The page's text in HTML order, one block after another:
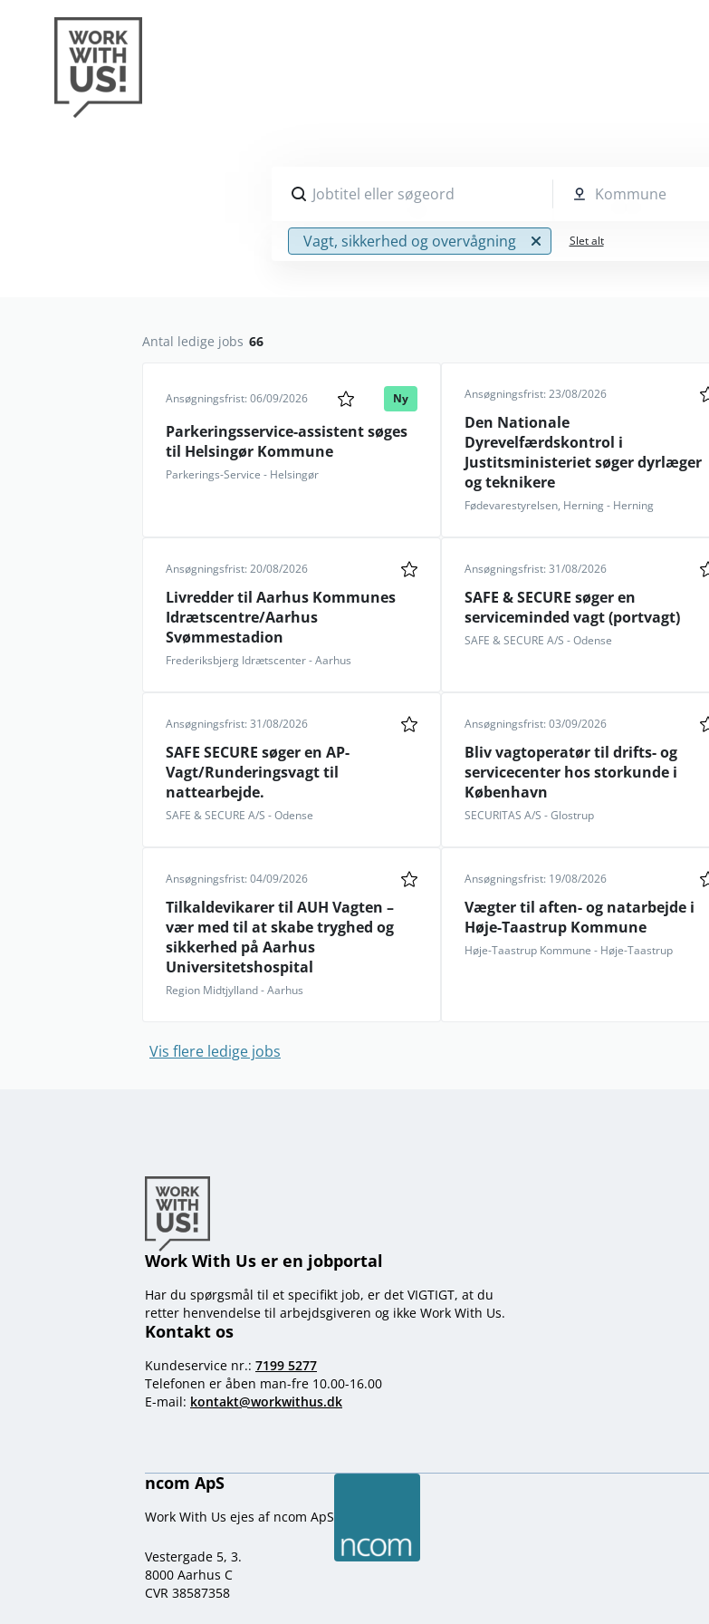
Jobtitel eller søgeord Kommune
Vagt, sikkerhed og overvågning Slet alt
Antal ledige jobs 66
Ansøgningsfrist: 06/09/2026 Ny
Parkeringsservice-assistent søges
til Helsingør Kommune
Parkerings-Service - Helsingør
Ansøgningsfrist: 23/08/2026
Den Nationale
Dyrevelfærdskontrol i
Justitsministeriet søger dyrlæger
og teknikere
Fødevarestyrelsen, Herning - Herning
Ansøgningsfrist: 20/08/2026
Livredder til Aarhus Kommunes
Idrætscentre/Aarhus
Svømmestadion
Frederiksbjerg Idrætscenter - Aarhus
Ansøgningsfrist: 31/08/2026
SAFE & SECURE søger en
serviceminded vagt (portvagt)
SAFE & SECURE A/S - Odense
Ansøgningsfrist: 31/08/2026
SAFE SECURE søger en AP-
Vagt/Runderingsvagt til
nattearbejde.
SAFE & SECURE A/S - Odense
Ansøgningsfrist: 03/09/2026
Bliv vagtoperatør til drifts- og
servicecenter hos storkunde i
København
SECURITAS A/S - Glostrup
Ansøgningsfrist: 04/09/2026
Tilkaldevikarer til AUH Vagten –
vær med til at skabe tryghed og
sikkerhed på Aarhus
Universitetshospital
Region Midtjylland - Aarhus
Ansøgningsfrist: 19/08/2026
Vægter til aften- og natarbejde i
Høje-Taastrup Kommune
Høje-Taastrup Kommune - Høje-Taastrup
Vis flere ledige jobs
Work With Us er en jobportal
Har du spørgsmål til et specifikt job, er det VIGTIGT, at du
retter henvendelse til arbejdsgiveren og ikke Work With Us.
Kontakt os
Kundeservice nr.: 7199 5277
Telefonen er åben man-fre 10.00-16.00
E-mail: kontakt@workwithus.dk
ncom ApS
Work With Us ejes af ncom ApS
Vestergade 5, 3.
8000 Aarhus C
CVR 38587358